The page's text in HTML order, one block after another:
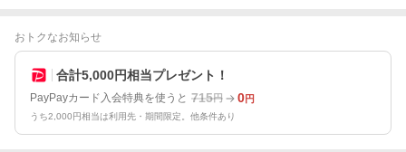
おトクなお知らせ
合計5,000円相当プレゼント！
PayPayカード入会特典を使うと 715円 0円
うち2,000円相当は利用先・期間限定。他条件あり